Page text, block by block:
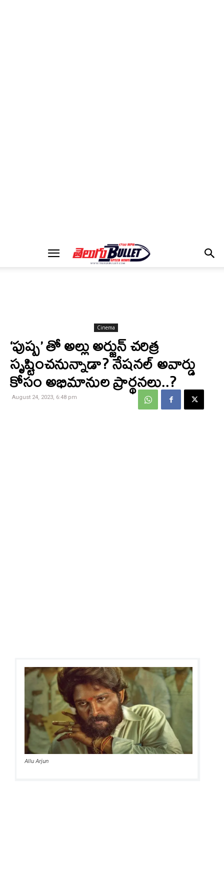
Cinema
‘పుష్ప’ తో అల్లు అర్జున్ చరిత్ర
సృష్టించనున్నాడా? నేషనల్ అవార్డు
కోసం అభిమానుల ప్రార్థనలు..?
August 24, 2023, 6:48 pm
Allu Arjun